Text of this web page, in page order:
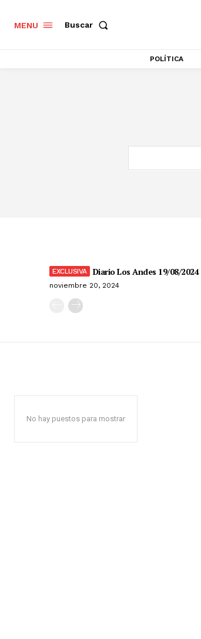
MENU Buscar
POLÍTICA
Diario Los Andes 19/08/2024
noviembre 20, 2024
No hay puestos para mostrar